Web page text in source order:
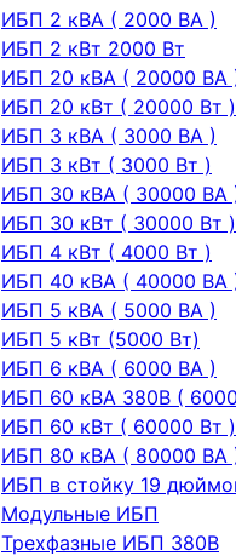
ИБП 2 кВА ( 2000 ВА )
ИБП 2 кВт 2000 Вт
ИБП 20 кВА ( 20000 ВА
ИБП 20 кВт ( 20000 Вт )
ИБП 3 кВА ( 3000 ВА )
ИБП 3 кВт ( 3000 Вт )
ИБП 30 кВА ( 30000 ВА
ИБП 30 кВт ( 30000 Вт )
ИБП 4 кВт ( 4000 Вт )
ИБП 40 кВА ( 40000 ВА
ИБП 5 кВА ( 5000 ВА )
ИБП 5 кВт (5000 Вт)
ИБП 6 кВА ( 6000 ВА )
ИБП 60 кВА 380В (
ИБП 60 кВт ( 60000 Вт )
ИБП 80 кВА ( 80000 ВА
ИБП в стойку 19
Модульные ИБП
Трехфазные ИБП 380В